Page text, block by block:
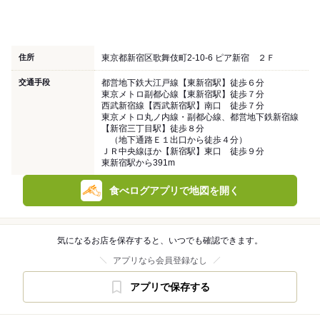
住所 東京都新宿区歌舞伎町2-10-6 ピア新宿 ２Ｆ
交通手段
都営地下鉄大江戸線【東新宿駅】徒歩６分
東京メトロ副都心線【東新宿駅】徒歩７分
西武新宿線【西武新宿駅】南口 徒歩７分
東京メトロ丸ノ内線・副都心線、都営地下鉄新宿線
【新宿三丁目駅】徒歩８分
（地下通路Ｅ１出口から徒歩４分）
ＪＲ中央線ほか【新宿駅】東口 徒歩９分
東新宿駅から391m
食べログアプリで地図を開く
気になるお店を保存すると、いつでも確認できます。
アプリなら会員登録なし
アプリで保存する